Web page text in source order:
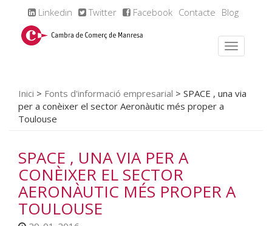
Linkedin Twitter Facebook Contacte Blog
Inici > Fonts d'informació empresarial > SPACE , una via
per a conèixer el sector Aeronàutic més proper a
Toulouse
SPACE , UNA VIA PER A
CONÈIXER EL SECTOR
AERONÀUTIC MÉS PROPER A
TOULOUSE